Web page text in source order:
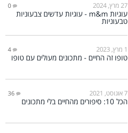
27 מרץ, 2024 0
עוגיות m&m - עוגיות עדשים צבעוניות
טבעוניות
1 מרץ, 2023 4
טופו זה החיים - מתכונים מעולים עם טופו
7 אוגוסט, 2021 36
הכל 10: סיפורים מהחיים בלי מתכונים